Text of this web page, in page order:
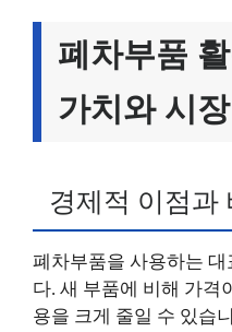
폐차부품
가치와 시
경제적 이점과
폐차부품을 사용하는 대
다. 새 부품에 비해 가격
용을 크게 줄일 수 있습